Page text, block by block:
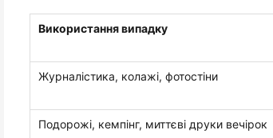
Використання випадку
Журналістика, колажі, фотостіни
Подорожі, кемпінг, миттєві друки вечірок